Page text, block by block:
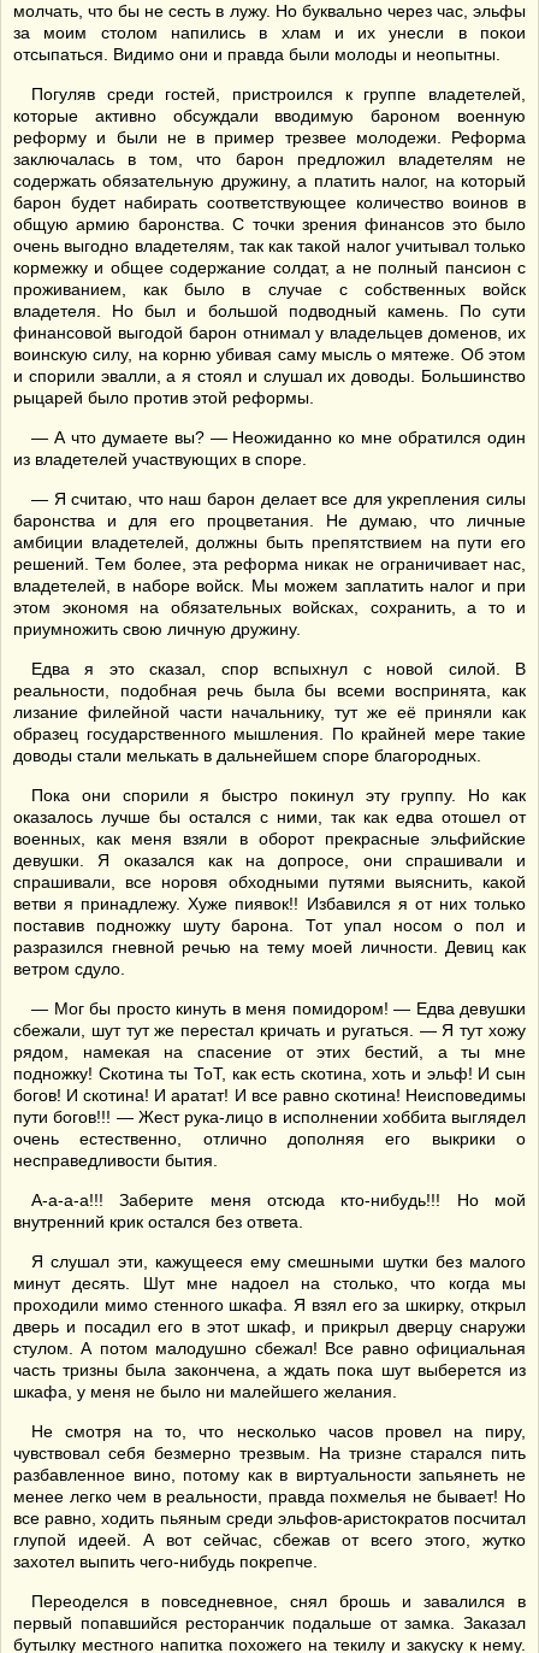
молчать, что бы не сесть в лужу. Но буквально через час, эльфы
за моим столом напились в хлам и их унесли в покои
отсыпаться. Видимо они и правда были молоды и неопытны.
Погуляв среди гостей, пристроился к группе владетелей,
которые активно обсуждали вводимую бароном военную
реформу и были не в пример трезвее молодежи. Реформа
заключалась в том, что барон предложил владетелям не
содержать обязательную дружину, а платить налог, на который
барон будет набирать соответствующее количество воинов в
общую армию баронства. С точки зрения финансов это было
очень выгодно владетелям, так как такой налог учитывал только
кормежку и общее содержание солдат, а не полный пансион с
проживанием, как было в случае с собственных войск
владетеля. Но был и большой подводный камень. По сути
финансовой выгодой барон отнимал у владельцев доменов, их
воинскую силу, на корню убивая саму мысль о мятеже. Об этом
и спорили эвалли, а я стоял и слушал их доводы. Большинство
рыцарей было против этой реформы.
— А что думаете вы? — Неожиданно ко мне обратился один
из владетелей участвующих в споре.
— Я считаю, что наш барон делает все для укрепления силы
баронства и для его процветания. Не думаю, что личные
амбиции владетелей, должны быть препятствием на пути его
решений. Тем более, эта реформа никак не ограничивает нас,
владетелей, в наборе войск. Мы можем заплатить налог и при
этом экономя на обязательных войсках, сохранить, а то и
приумножить свою личную дружину.
Едва я это сказал, спор вспыхнул с новой силой. В
реальности, подобная речь была бы всеми воспринята, как
лизание филейной части начальнику, тут же её приняли как
образец государственного мышления. По крайней мере такие
доводы стали мелькать в дальнейшем споре благородных.
Пока они спорили я быстро покинул эту группу. Но как
оказалось лучше бы остался с ними, так как едва отошел от
военных, как меня взяли в оборот прекрасные эльфийские
девушки. Я оказался как на допросе, они спрашивали и
спрашивали, все норовя обходными путями выяснить, какой
ветви я принадлежу. Хуже пиявок!! Избавился я от них только
поставив подножку шуту барона. Тот упал носом о пол и
разразился гневной речью на тему моей личности. Девиц как
ветром сдуло.
— Мог бы просто кинуть в меня помидором! — Едва девушки
сбежали, шут тут же перестал кричать и ругаться. — Я тут хожу
рядом, намекая на спасение от этих бестий, а ты мне
подножку! Скотина ты ТоТ, как есть скотина, хоть и эльф! И сын
богов! И скотина! И аратат! И все равно скотина! Неисповедимы
пути богов!!! — Жест рука-лицо в исполнении хоббита выглядел
очень естественно, отлично дополняя его выкрики о
несправедливости бытия.
А-а-а-а!!! Заберите меня отсюда кто-нибудь!!! Но мой
внутренний крик остался без ответа.
Я слушал эти, кажущееся ему смешными шутки без малого
минут десять. Шут мне надоел на столько, что когда мы
проходили мимо стенного шкафа. Я взял его за шкирку, открыл
дверь и посадил его в этот шкаф, и прикрыл дверцу снаружи
стулом. А потом малодушно сбежал! Все равно официальная
часть тризны была закончена, а ждать пока шут выберется из
шкафа, у меня не было ни малейшего желания.
Не смотря на то, что несколько часов провел на пиру,
чувствовал себя безмерно трезвым. На тризне старался пить
разбавленное вино, потому как в виртуальности запьянеть не
менее легко чем в реальности, правда похмелья не бывает! Но
все равно, ходить пьяным среди эльфов-аристократов посчитал
глупой идеей. А вот сейчас, сбежав от всего этого, жутко
захотел выпить чего-нибудь покрепче.
Переоделся в повседневное, снял брошь и завалился в
первый попавшийся ресторанчик подальше от замка. Заказал
бутылку местного напитка похожего на текилу и закуску к нему.